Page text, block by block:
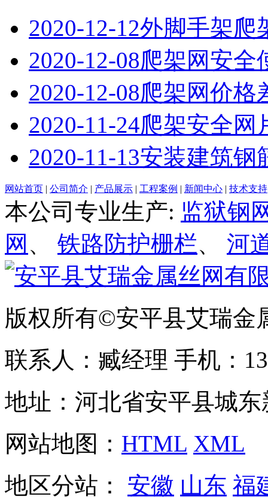
2020-12-12外脚手架爬
2020-12-08爬架网安全
2020-12-08爬架网价格
2020-11-24爬架安全网
2020-11-13安装建筑钢
网站首页 | 公司简介 | 产品展示 | 工程案例 | 新闻中心 | 技术支持
本公司专业生产: 监狱钢
网 、 铁路防护栅栏、 河
版权所有©安平县艾瑞金
联系人：臧经理 手机：
地址：河北省安平县城
网站地图： HTML XML
地区分站： 安徽 山东 福